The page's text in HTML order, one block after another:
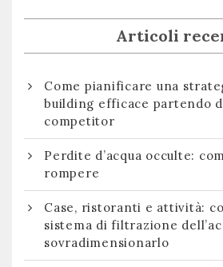
Articoli
Come pianificare una
building efficace partendo
competitor
Perdite d’acqua occulte:
rompere
Case, ristoranti e attività:
sistema di filtrazione
sovradimensionarlo